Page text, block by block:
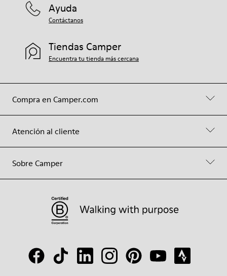
Compra en Camper.com
Atención al cliente
Sobre Camper
Ayuda
Contáctanos
Tiendas Camper
Encuentra tu tienda más cercana